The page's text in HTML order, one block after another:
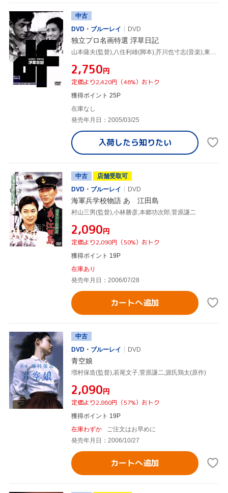
中古
DVD・ブルーレイ
DVD
独立プロ名画特選 浮草日記
¥2,750円
定価より2,420円（46%）おトク
獲得ポイント 25P
在庫なし
発売年月日：2005/03/25
入荷したら知りたい
中古
店舗受取可
DVD・ブルーレイ
DVD
海軍兵学校物語 あゝ江田島
村山三男(監督),小林勝彦,本郷功次郎,菅原謙二
¥2,090円
定価より2,090円（50%）おトク
獲得ポイント 19P
在庫あり
発売年月日：2006/07/28
カートへ追加
中古
DVD・ブルーレイ
DVD
青空娘
増村保造(監督),若尾文子,菅原謙二,源氏鶏太(原作)
¥2,090円
定価より2,860円（57%）おトク
獲得ポイント 19P
在庫わずか
ご注文はお早めに
発売年月日：2006/10/27
カートへ追加